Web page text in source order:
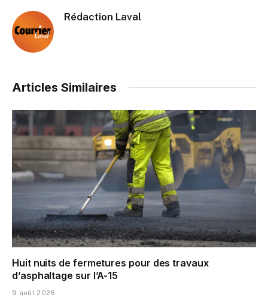
Rédaction Laval
Articles Similaires
Huit nuits de fermetures pour des travaux
d’asphaltage sur l’A-15
9 août 2026